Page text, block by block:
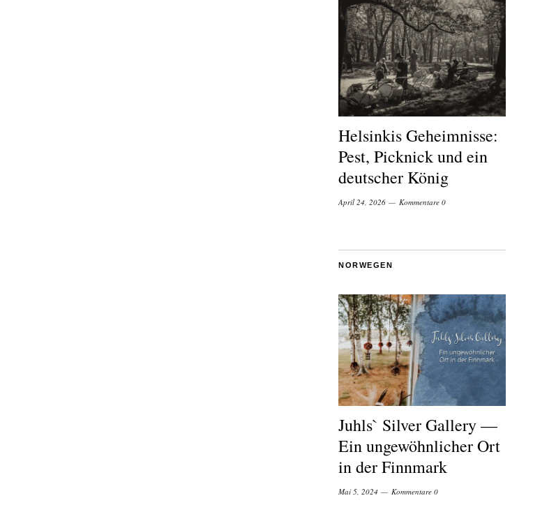
Helsinkis Geheimnisse:
Pest, Picknick und ein
deutscher König
April 24, 2026 Kommentare 0
NORWEGEN
Juhls` Silver Gallery —
Ein ungewöhnlicher Ort
in der Finnmark
Mai 5, 2024 Kommentare 0